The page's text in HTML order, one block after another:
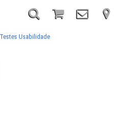
Usabilidade